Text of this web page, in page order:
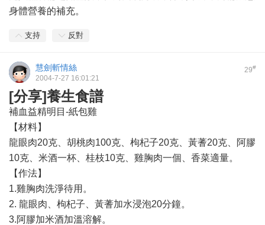
身體營養的補充。
支持 反對
29#
慧劍斬情絲
2004-7-27 16:01:21
[分享]養生食譜
補血益精明目-紙包雞
【材料】
龍眼肉20克、胡桃肉100克、枸杞子20克、黃蓍20克、阿膠
10克、米酒一杯、桂枝10克、雞胸肉一個、香菜適量。
【作法】
1.雞胸肉洗淨待用。
2. 龍眼肉、枸杞子、黃蓍加水浸泡20分鐘。
3.阿膠加米酒加溫溶解。